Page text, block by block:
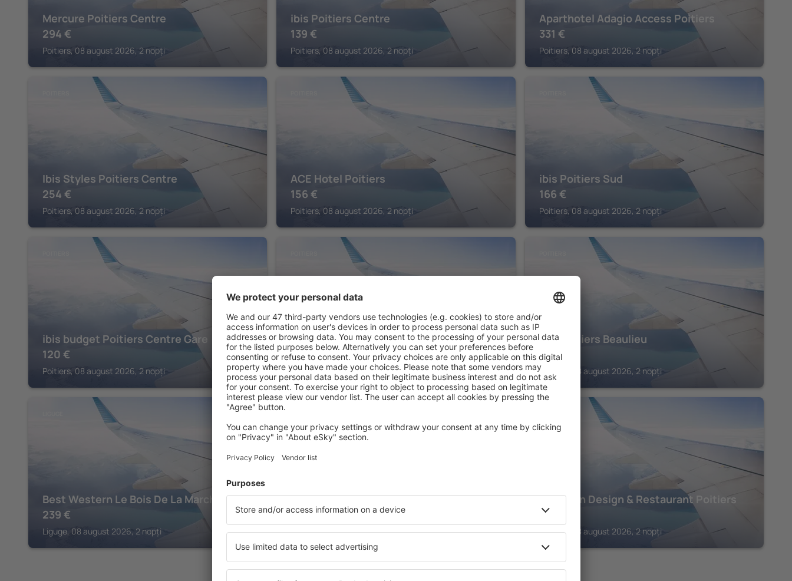
Mercure Poitiers Centre
294 €
Poitiers, 08 august 2026, 2 nopți
ibis Poitiers Centre
139 €
Poitiers, 08 august 2026, 2 nopți
Aparthotel Adagio Access Poitiers
331 €
Poitiers, 08 august 2026, 2 nopți
Ibis Styles Poitiers Centre
254 €
Poitiers, 08 august 2026, 2 nopți
ACE Hotel Poitiers
156 €
Poitiers, 08 august 2026, 2 nopți
ibis Poitiers Sud
166 €
Poitiers, 08 august 2026, 2 nopți
ibis budget Poitiers Centre Gare
120 €
Poitiers, 08 august 2026, 2 nopți
Green Hôtels Poitiers
167€
Poitiers, 08 august 2026, 2 nopți
ibis Poitiers Beaulieu
150€
Poitiers, 08 august 2026, 2 nopți
Best Western Le Bois De La Marche
239 €
Liguge, 08 august 2026, 2 nopți
Au Chapon Fin
121€
Poitiers, 08 august 2026, 2 nopți
Hôtel Inn Design & Restaurant Poitiers
122
Poitiers, 08 august 2026, 2 nopți